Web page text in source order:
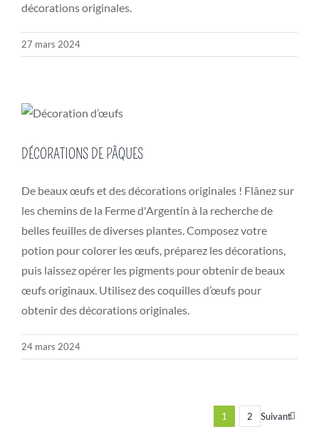
décorations originales.
27 mars 2024
DÉCORATIONS DE PÂQUES
De beaux œufs et des décorations originales ! Flânez sur
les chemins de la Ferme d'Argentin à la recherche de
belles feuilles de diverses plantes. Composez votre
potion pour colorer les œufs, préparez les décorations,
puis laissez opérer les pigments pour obtenir de beaux
œufs originaux. Utilisez des coquilles d’œufs pour
obtenir des décorations originales.
24 mars 2024
1 2 Suivant